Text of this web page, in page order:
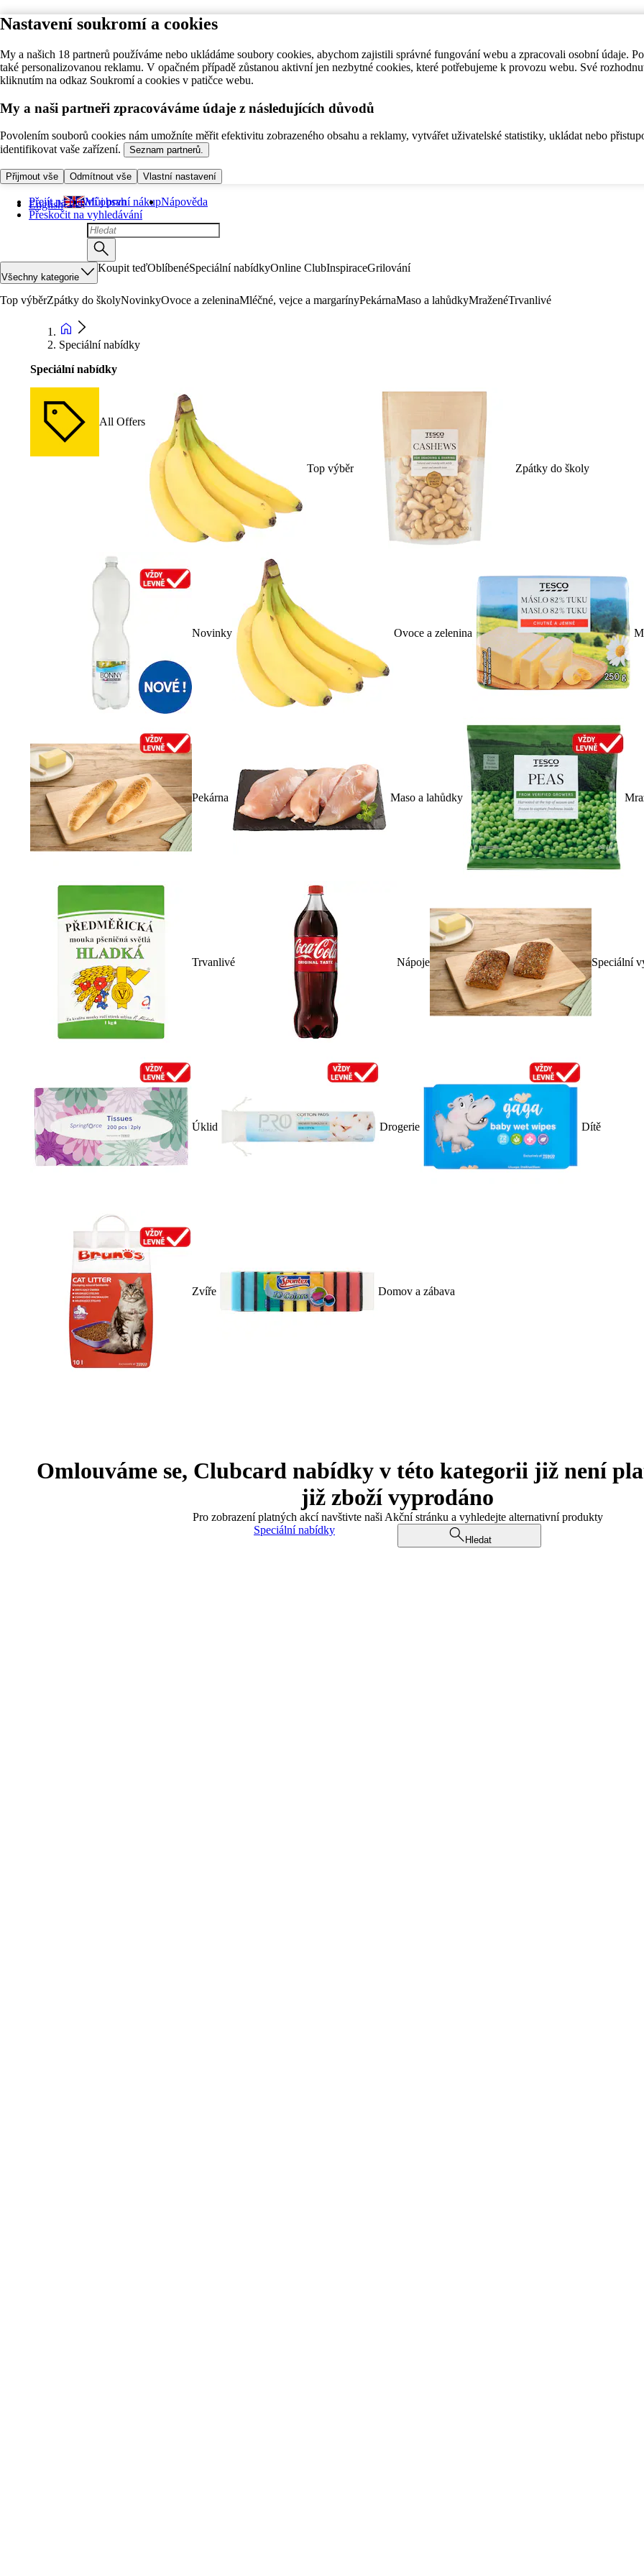
Nastavení soukromí a cookies
My a našich 18 partnerů používáme nebo ukládáme soubory cookies, abychom zajistili správné fungování webu a zpracovali osobní údaje.
také personalizovanou reklamu. V opačném případě zůstanou aktivní jen nezbytné cookies, které potřebujeme k provozu webu. Své
kliknutím na odkaz Soukromí a cookies v patičce webu.
My a naši partneři zpracováváme údaje z následujících důvodů
Povolením souborů cookies nám umožníte měřit efektivitu zobrazeného obsahu a reklamy, vytvářet uživatelské statistiky, ukládat nebo
identifikovat vaše zařízení.
Seznam partnerů.
Přijmout vše Odmítnout vše Vlastní nastavení
Přejít na hlavní obsah
Přeskočit na vyhledávání
English Můj první nákupNápověda
Všechny kategorie
Koupit teďOblíbenéSpeciální nabídkyOnline ClubInspiraceGrilování
Top výběrZpátky do školyNovinkyOvoce a zeleninaMléčné, vejce a margarínyPekárnaMaso a lahůdkyMraženéTrvanlivé
Speciální nabídky
Speciální nabídky
All Offers
Top výběr Zpátky do školy
Novinky Ovoce a zelenina
Pekárna Maso a lahůdky
Trvanlivé Nápoje Speciální
Úklid Drogerie Dítě
Zvíře Domov a zábava
Omlouváme se, Clubcard nabídky v této kategorii již není
již zboží vyprodáno
Pro zobrazení platných akcí navštivte naši Akční stránku a vyhledejte alternativní produkty
Speciální nabídky
Hledat